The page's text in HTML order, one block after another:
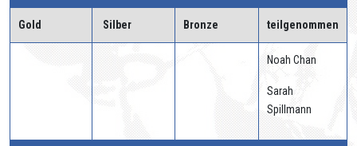
Gold Silber Bronze teilgenommen
Noah Chan
Sarah
Spillmann